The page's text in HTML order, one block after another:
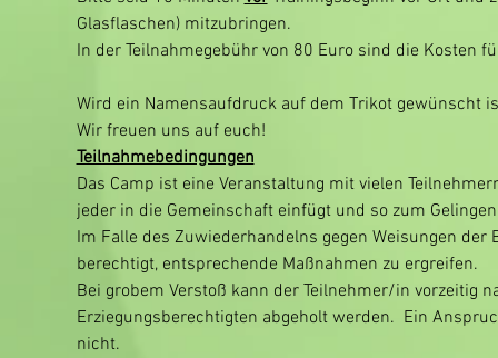
Glasflaschen) mitzubringen.
In der Teilnahmegebühr von 80 Euro sind die Kosten
Wird ein Namensaufdruck auf dem Trikot gewünscht
Wir freuen uns auf euch!
Teilnahmebedingungen
Das Camp ist eine Veranstaltung mit vielen
jeder in die Gemeinschaft einfügt und so zum
Im Falle des Zuwiederhandelns gegen Weisungen
berechtigt, entsprechende Maßnahmen zu ergreifen.
Bei grobem Verstoß kann der Teilnehmer/in vorzeitig
Erziegungsberechtigten abgeholt werden.  Ein
nicht.